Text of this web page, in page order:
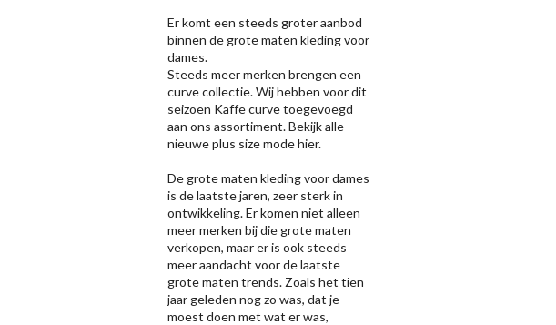
Er komt een steeds groter aanbod
binnen de grote maten kleding voor
dames.
Steeds meer merken brengen een
curve collectie. Wij hebben voor dit
seizoen Kaffecurve toegevoegd
aan ons assortiment. Bekijk alle
nieuweplus size modehier.
De grote maten kleding voor dames
is de laatste jaren, zeer sterk in
ontwikkeling. Er komen niet alleen
meer merken bij die grote maten
verkopen, maar er is ook steeds
meer aandacht voor de laatste
grote maten trends. Zoals het tien
jaar geleden nog zo was, dat je
moest doen met wat er was,